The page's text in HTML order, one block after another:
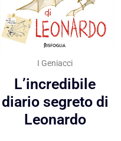
I Geniacci
L’incredibile
diario segreto di
Leonardo